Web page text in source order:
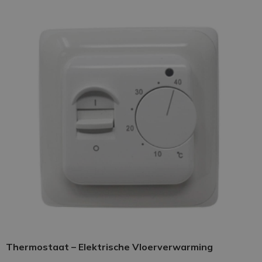
Thermostaat – Elektrische Vloerverwarming